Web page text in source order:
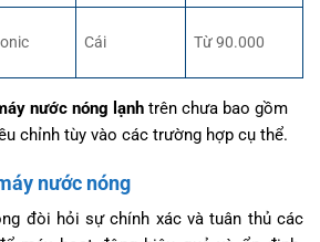
Cái Từ 90.000
nước nóng lạnh trên chưa bao gồm
chỉnh tùy vào các trường hợp cụ thể.
nước nóng
đòi hỏi sự chính xác và tuân thủ các